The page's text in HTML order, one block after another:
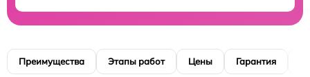
Преимущества Этапы работ Цены Гарантия